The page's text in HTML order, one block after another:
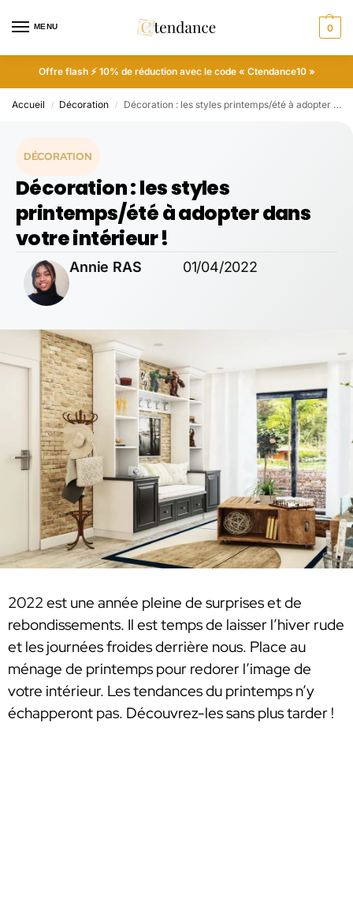
MENU 0
Offre flash ⚡ 10% de réduction avec le code « Ctendance10 »
Accueil / Décoration / Décoration : les styles printemps/été à adopter dans votre intérieur !
DÉCORATION
Décoration : les styles
printemps/été à adopter dans
votre intérieur !
Annie RAS 01/04/2022
2022 est une année pleine de surprises et de
rebondissements. Il est temps de laisser l’hiver rude
et les journées froides derrière nous. Place au
ménage de printemps pour redorer l’image de
votre intérieur. Les tendances du printemps n’y
échapperont pas. Découvrez-les sans plus tarder !